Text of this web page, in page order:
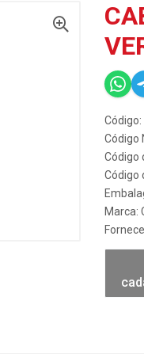
Código
Código
Código
Marca: